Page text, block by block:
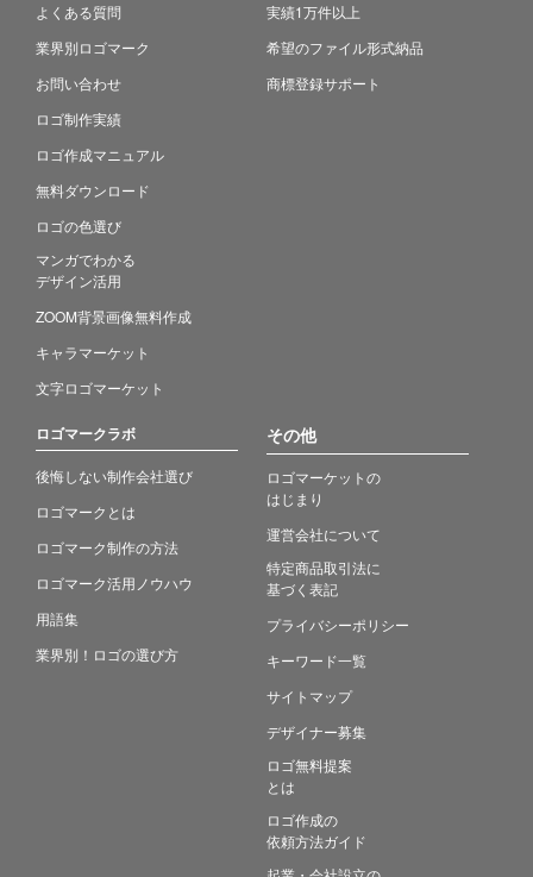
よくある質問
業界別ロゴマーク
お問い合わせ
ロゴ制作実績
ロゴ作成マニュアル
無料ダウンロード
ロゴの色選び
マンガでわかる
デザイン活用
ZOOM背景画像無料作成
キャラマーケット
文字ロゴマーケット
実績1万件以上
希望のファイル形式納品
商標登録サポート
ロゴマークラボ
後悔しない制作会社選び
ロゴマークとは
ロゴマーク制作の方法
ロゴマーク活用ノウハウ
用語集
業界別！ロゴの選び方
その他
ロゴマーケットの
はじまり
運営会社について
特定商品取引法に
基づく表記
プライバシーポリシー
キーワード一覧
サイトマップ
デザイナー募集
ロゴ無料提案
とは
ロゴ作成の
依頼方法ガイド